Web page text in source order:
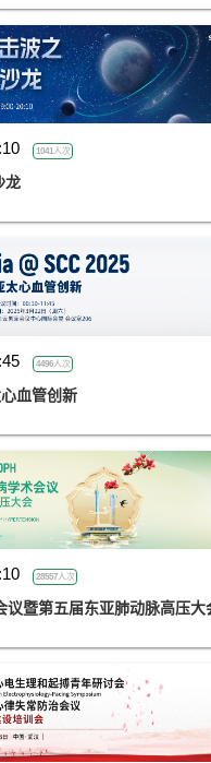
1041人次
龙
4496人次
血管创新
28557人次
议暨第五届东亚肺动脉高压大